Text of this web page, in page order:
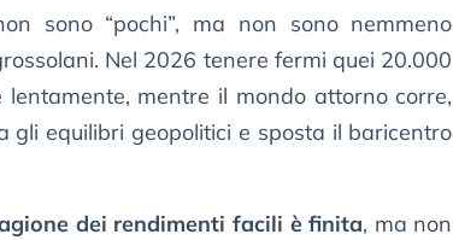
sono “pochi”, ma non sono nemmeno
Nel 2026 tenere fermi quei 20.000
mentre il mondo attorno corre,
gli equilibri geopolitici e sposta il baricentro
dei rendimenti facili è finita, ma non